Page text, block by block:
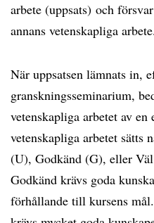
arbete (uppsats) och
annans vetenskapliga arbete.
När uppsatsen lämnats in,
granskningsseminarium,
vetenskapliga arbetet av en
vetenskapliga arbetet sätts
(U), Godkänd (G), eller
Godkänd krävs goda
förhållande till kursens